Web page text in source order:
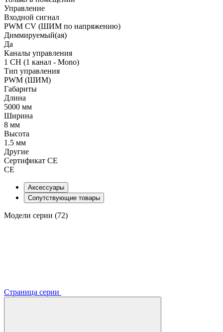
Управление
Входной сигнал
PWM СV (ШИМ по напряжению)
Диммируемый(ая)
Да
Каналы управления
1 CH (1 канал - Mono)
Тип управления
PWM (ШИМ)
Габариты
Длина
5000 мм
Ширина
8 мм
Высота
1.5 мм
Другие
Сертификат CE
CE
Аксессуары
Сопутствующие товары
Модели серии (72)
Страница серии